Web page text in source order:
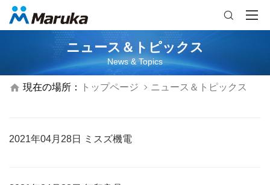

ニュース＆トピックス
News & Topics
 現在の場所： トップページ ニュース＆トピックス
2021年04月28日 ミスズ機電